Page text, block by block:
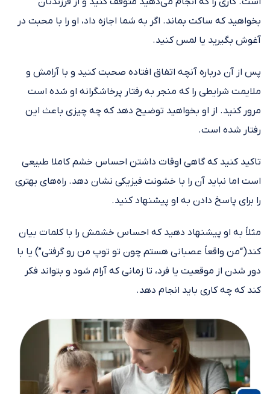
بخواهید که ساکت بماند. اگر به شما اجازه داد، او را با محبت در
آغوش بگیرید یا لمس کنید.
پس از آن درباره آنچه اتفاق افتاده صحبت کنید و با آرامش و
ملایمت شرایطی را که منجر به رفتار پرخاشگرانه او شده است
مرور کنید. از او بخواهید توضیح دهد که چه چیزی باعث این
رفتار شده است.
تاکید کنید که گاهی اوقات داشتن احساس خشم کاملا طبیعی
است اما نباید آن را با خشونت فیزیکی نشان دهد. راه‌های بهتری
را برای پاسخ دادن به او پیشنهاد کنید.
مثلاً به او پیشنهاد دهید که احساس خشمش را با کلمات بیان
کند(“من واقعاً عصبانی هستم چون تو توپ من رو گرفتی”) یا با
دور شدن از موقعیت یا فرد، تا زمانی که آرام شود و بتواند فکر
کند که چه کاری باید انجام دهد.